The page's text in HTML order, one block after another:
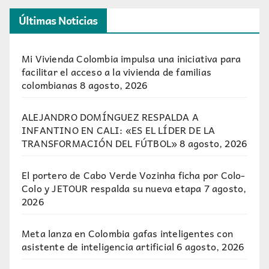
Últimas Noticias
Mi Vivienda Colombia impulsa una iniciativa para
facilitar el acceso a la vivienda de familias
colombianas 8 agosto, 2026
ALEJANDRO DOMÍNGUEZ RESPALDA A
INFANTINO EN CALI: «ES EL LÍDER DE LA
TRANSFORMACIÓN DEL FÚTBOL»8 agosto, 2026
El portero de Cabo Verde Vozinha ficha por Colo-
Colo y JETOUR respalda su nueva etapa7 agosto,
2026
Meta lanza en Colombia gafas inteligentes con
asistente de inteligencia artificial 6 agosto, 2026